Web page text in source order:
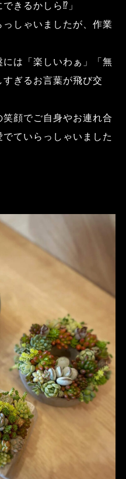
できるかしら⁉︎ 」
しゃいましたが、作業
は「楽しいわぁ」「無
ぎるお言葉が飛び交
顔でご自身やお連れ合
ていらっしゃいました